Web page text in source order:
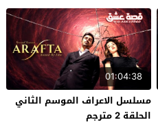
01:04:38
مسلسل الاعراف الموسم الثاني
الحلقة 2 مترجم